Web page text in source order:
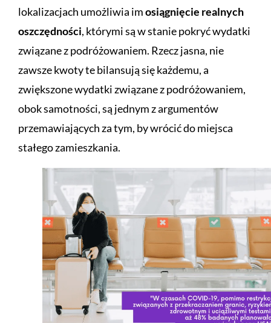
lokalizacjach umożliwia imosiągnięcie realnych
oszczędności, którymi są w stanie pokryć wydatki
związane z podróżowaniem. Rzecz jasna, nie
zawsze kwoty te bilansują się każdemu, a
zwiększone wydatki związane z podróżowaniem,
obok samotności, są jednym z argumentów
przemawiających za tym, by wrócić do miejsca
stałego zamieszkania.